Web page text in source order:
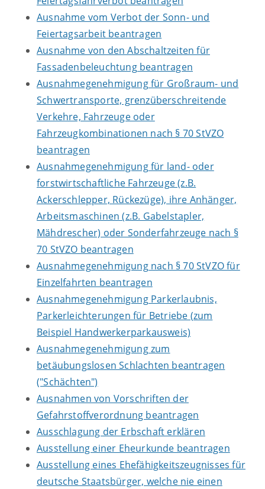
Ausnahme vom Verbot der Sonn- und
Feiertagsarbeit beantragen
Ausnahme von den Abschaltzeiten für
Fassadenbeleuchtung beantragen
Ausnahmegenehmigung für Großraum- und
Schwertransporte, grenzüberschreitende
Verkehre, Fahrzeuge oder
Fahrzeugkombinationen nach § 70 StVZO
beantragen
Ausnahmegenehmigung für land- oder
forstwirtschaftliche Fahrzeuge (z.B.
Ackerschlepper, Rückezüge), ihre Anhänger,
Arbeitsmaschinen (z.B. Gabelstapler,
Mähdrescher) oder Sonderfahrzeuge nach §
70 StVZO beantragen
Ausnahmegenehmigung nach § 70 StVZO für
Einzelfahrten beantragen
Ausnahmegenehmigung Parkerlaubnis,
Parkerleichterungen für Betriebe (zum
Beispiel Handwerkerparkausweis)
Ausnahmegenehmigung zum
betäubungslosen Schlachten beantragen
("Schächten")
Ausnahmen von Vorschriften der
Gefahrstoffverordnung beantragen
Ausschlagung der Erbschaft erklären
Ausstellung einer Eheurkunde beantragen
Ausstellung eines Ehefähigkeitszeugnisses für
deutsche Staatsbürger, welche nie einen